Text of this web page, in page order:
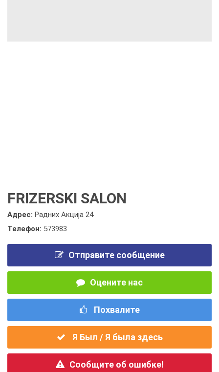
FRIZERSKI SALON
Адрес: Радних Акција 24
Телефон: 573983
Отправите сообщение
Оцените нас
Похвалите
Я Был / Я была здесь
Сообщите об ошибке!